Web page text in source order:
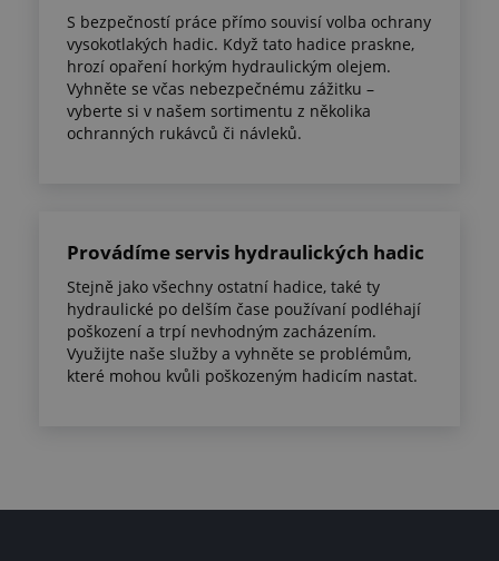
S bezpečností práce přímo souvisí volba ochrany
vysokotlakých hadic. Když tato hadice praskne,
hrozí opaření horkým hydraulickým olejem.
Vyhněte se včas nebezpečnému zážitku –
vyberte si v našem sortimentu z několika
ochranných rukávců či návleků.
Provádíme servis hydraulických hadic
Stejně jako všechny ostatní hadice, také ty
hydraulické po delším čase používaní podléhají
poškození a trpí nevhodným zacházením.
Využijte naše služby a vyhněte se problémům,
které mohou kvůli poškozeným hadicím nastat.